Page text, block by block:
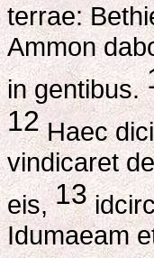
terrae:
Ammon
in gentibus.
12Haec
vindicaret
eis,13
Idumaeam